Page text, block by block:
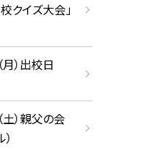
クイズ大会」
）出校日
）親父の会